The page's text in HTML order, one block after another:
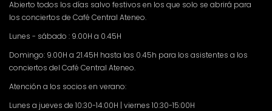
Abierto todos los días salvo festivos en los que solo se abrirá para
los conciertos de Café Central Ateneo.
Lunes - sábado : 9.00H a 0.45H
Domingo: 9.00H a 21.45H hasta las 0.45h para los asistentes a los
conciertos del Café Central Ateneo.
Atención a los socios en verano:
Lunes a jueves de 10:30-14:00H | viernes 10:30-15:00H